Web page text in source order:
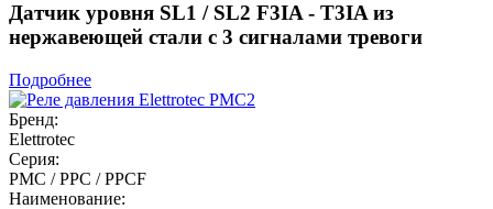
Датчик уровня SL1 / SL2 F3IA - T3IA из
нержавеющей стали с 3 сигналами тревоги
Подробнее
Бренд:
Elettrotec
Серия:
PMC / PPC / PPCF
Наименование: